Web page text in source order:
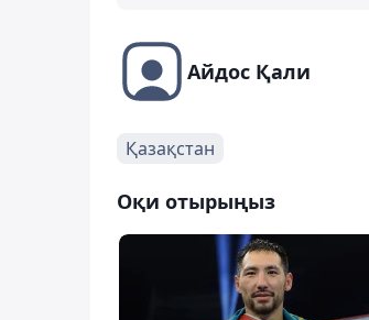
Айдос Қали
Қазақстан
Оқи отырыңыз